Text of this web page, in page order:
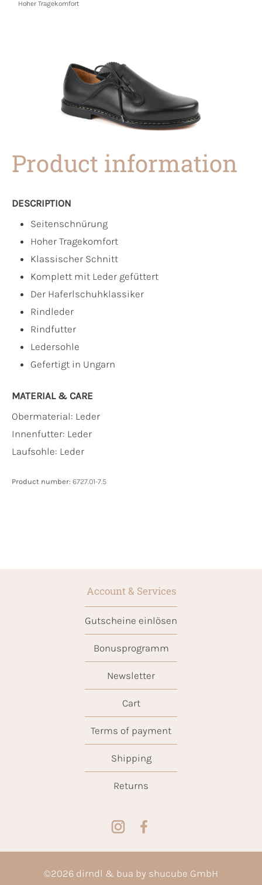
Hoher Tragekomfort
Product information
DESCRIPTION
Seitenschnürung
Hoher Tragekomfort
Klassischer Schnitt
Komplett mit Leder gefüttert
Der Haferlschuhklassiker
Rindleder
Rindfutter
Ledersohle
Gefertigt in Ungarn
MATERIAL & CARE
Obermaterial: Leder
Innenfutter: Leder
Laufsohle: Leder
Product number: 6727.01-7.5
Account & Services
Gutscheine einlösen
Bonusprogramm
Newsletter
Cart
Terms of payment
Shipping
Returns
©2026 dirndl & bua by shucube GmbH